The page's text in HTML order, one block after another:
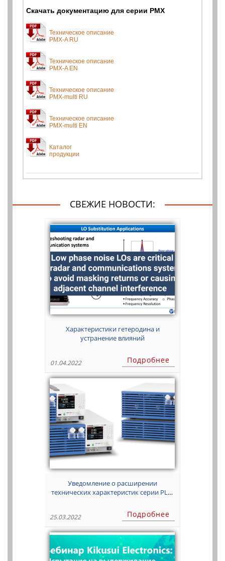
Скачать документацию для серии PMX
Техническое описание
PMX-A RU
Техническое описание
PMX-A EN
Техническое описание
PMX-multi RU
Техническое описание
PMX-multi EN
Каталог
продукции
СВЕЖИЕ НОВОСТИ:
Характеристики гетеродина и
устранение влияний
01.04.2022 Подробнее
Уведомление о расширении
технических характеристик серии PLZ-
25.03.2022 Подробнее